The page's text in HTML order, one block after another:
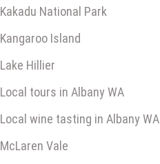
Kakadu National Park
Kangaroo Island
Lake Hillier
Local tours in Albany WA
Local wine tasting in Albany WA
McLaren Vale